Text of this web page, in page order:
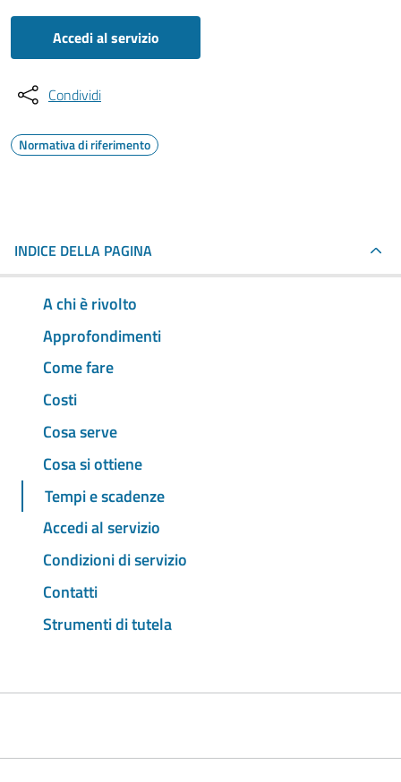
Accedi al servizio
Condividi
Normativa di riferimento
INDICE DELLA PAGINA
A chi è rivolto
Approfondimenti
Come fare
Costi
Cosa serve
Cosa si ottiene
Tempi e scadenze
Accedi al servizio
Condizioni di servizio
Contatti
Strumenti di tutela